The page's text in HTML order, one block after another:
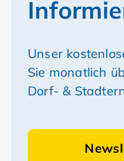
Nachricht per
+43 2742 34
Standorte &